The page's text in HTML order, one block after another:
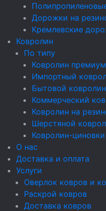
Дорожки на
Кремлевские
Ковролин
По типу
Ковролин
Импортный
Бытовой ковролин
Коммерческий
Ковролин на
Шерстяной
Ковролин-циновки
О нас
Доставка и оплата
Услуги
Оверлок ковров и
Раскрой ковров
Доставка ковров